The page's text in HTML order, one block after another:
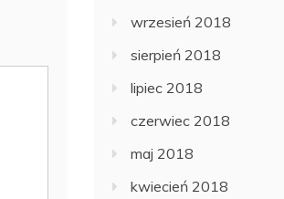
wrzesień 2018
sierpień 2018
lipiec 2018
czerwiec 2018
maj 2018
kwiecień 2018